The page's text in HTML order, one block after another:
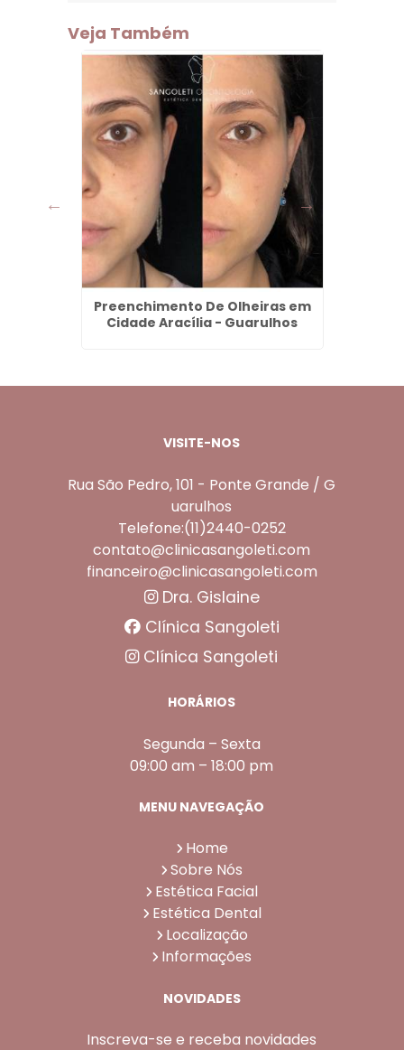
Veja Também
Preenchimento De Olheiras em
Cidade Aracília - Guarulhos
VISITE-NOS
Rua São Pedro, 101 - Ponte Grande / G
uarulhos
Telefone:(11)2440-0252
contato@clinicasangoleti.com
financeiro@clinicasangoleti.com
Dra. Gislaine
Clínica Sangoleti
Clínica Sangoleti
HORÁRIOS
Segunda – Sexta
09:00 am – 18:00 pm
MENU NAVEGAÇÃO
Home
Sobre Nós
Estética Facial
Estética Dental
Localização
Informações
NOVIDADES
Inscreva-se e receba novidades